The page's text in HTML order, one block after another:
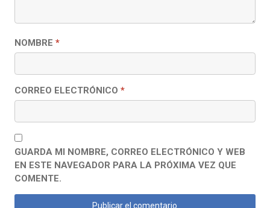
NOMBRE *
CORREO ELECTRÓNICO *
GUARDA MI NOMBRE, CORREO ELECTRÓNICO Y WEB
EN ESTE NAVEGADOR PARA LA PRÓXIMA VEZ QUE
COMENTE.